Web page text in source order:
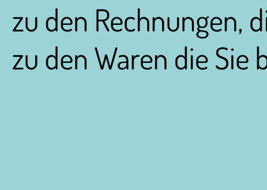
zu den Rechnungen,
zu den Waren die Sie